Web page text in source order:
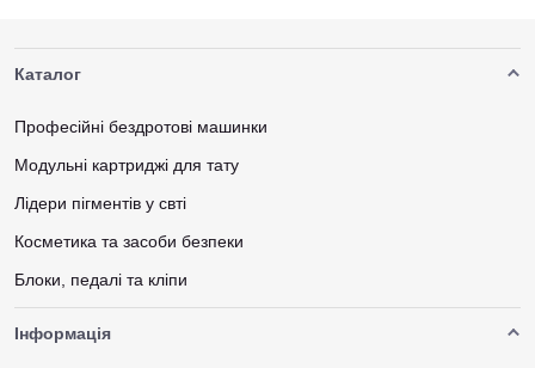
Каталог
Професійні бездротові машинки
Модульні картриджі для тату
Лідери пігментів у свті
Косметика та засоби безпеки
Блоки, педалі та кліпи
Інформація